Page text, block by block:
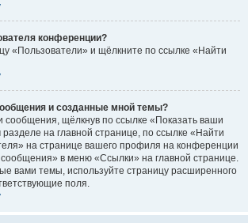
конференции?
«Пользователи» и щёлкните по ссылке «Найти
и созданные мной темы?
сообщения, щёлкнув по ссылке «Показать ваши
на главной странице, по ссылке «Найти
на странице вашего профиля на конференции
в меню «Ссылки» на главной странице.
вами темы, используйте страницу расширенного
поля.